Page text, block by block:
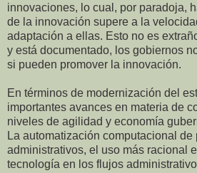
innovaciones, lo cual, por paradoja,
de la innovación supere a la
adaptación a ellas. Esto no es
y está documentado, los gobiernos
si pueden promover la innovación.
En términos de modernización del
importantes avances en materia de
niveles de agilidad y economía
La automatización computacional de
administrativos, el uso más racional
tecnología en los flujos